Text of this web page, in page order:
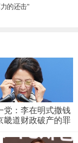
的还击"
党：李在明式撒钱
畿道财政破产的罪